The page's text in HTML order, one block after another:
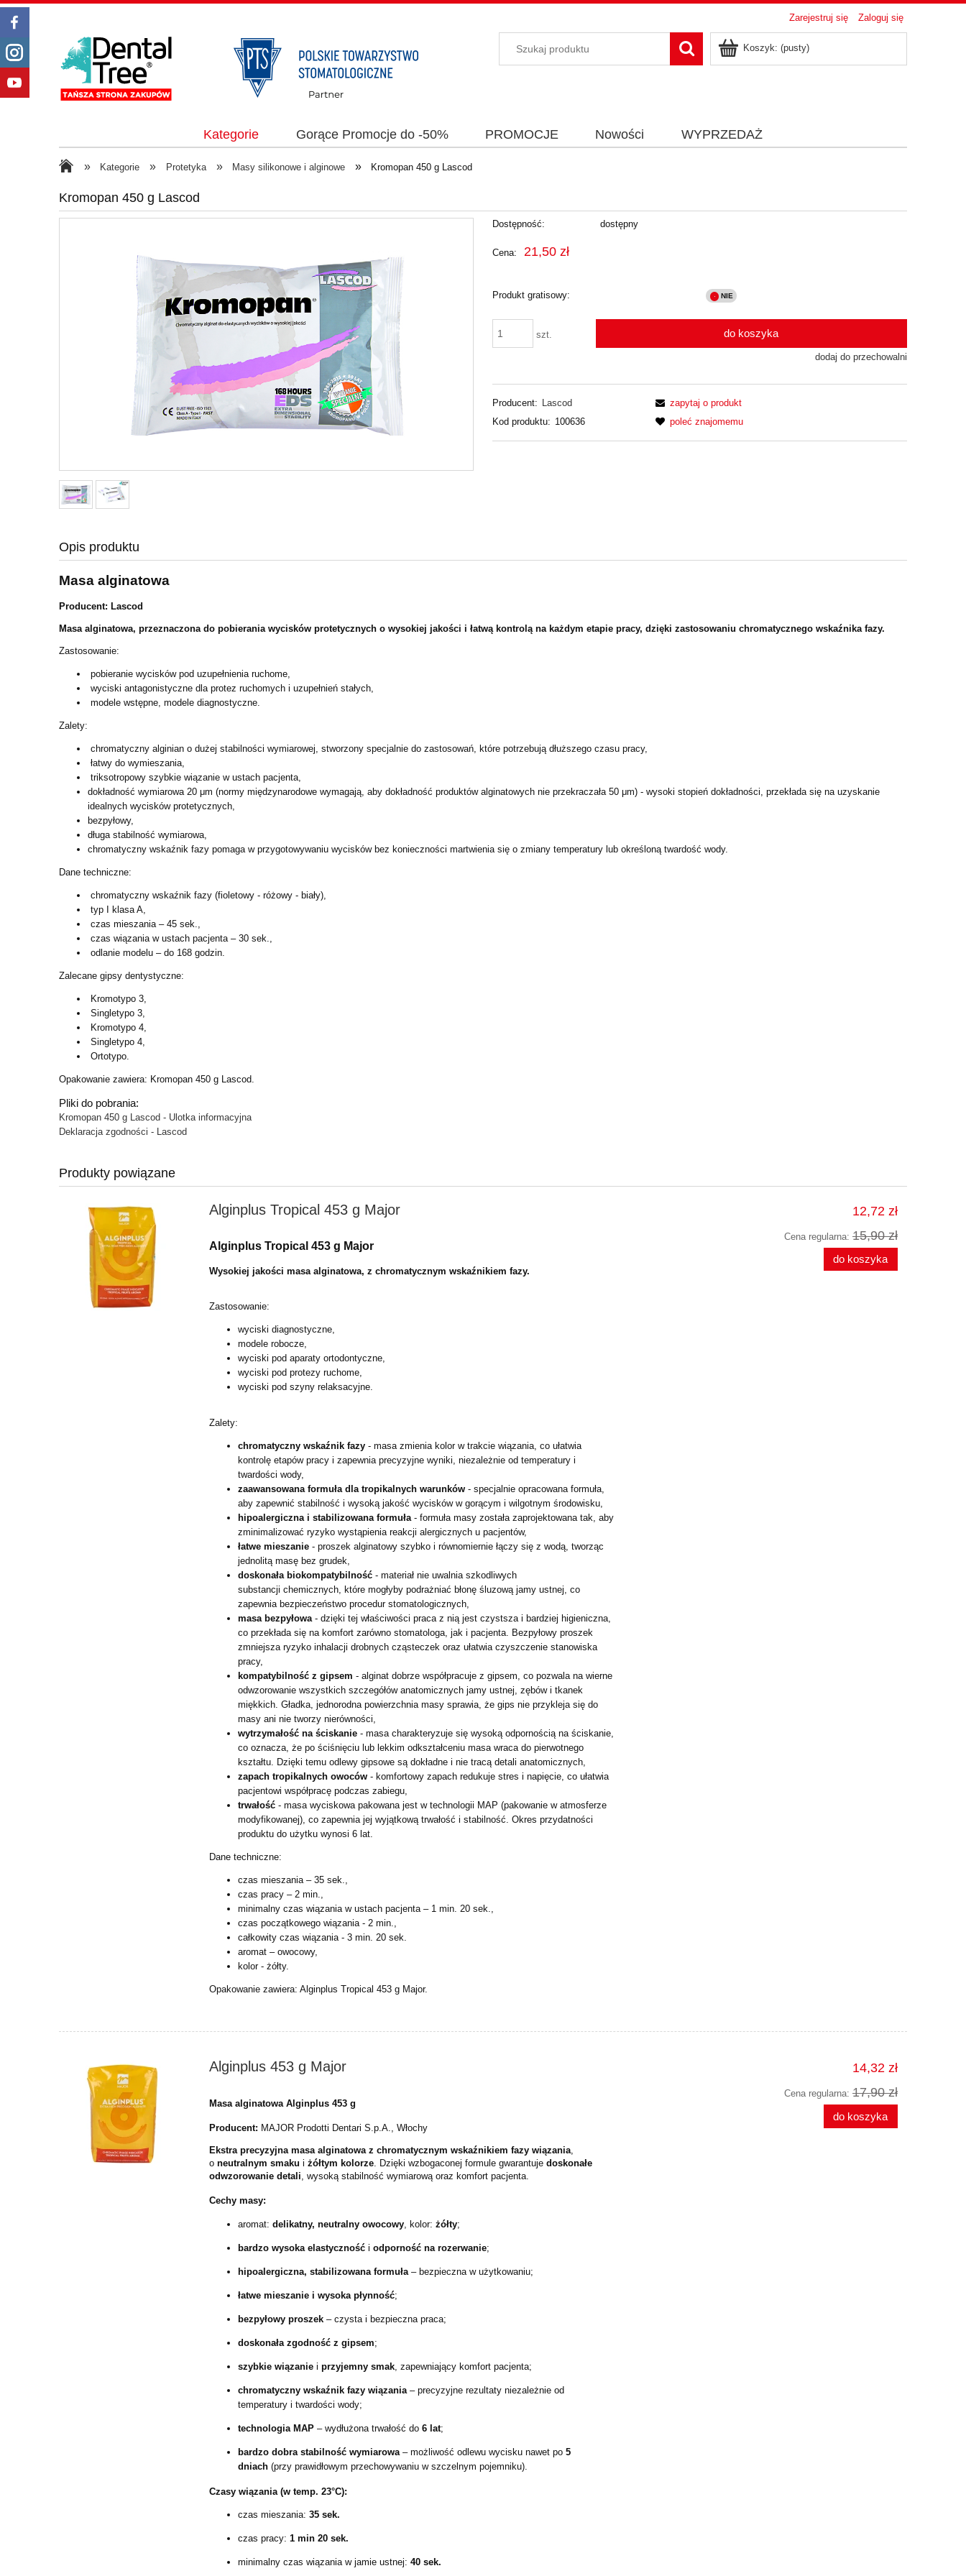
Zarejestruj się Zaloguj się
Koszyk: (pusty)
Kategorie Gorące Promocje do -50% PROMOCJE Nowości WYPRZEDAŻ
» Kategorie » Protetyka » Masy silikonowe i alginowe » Kromopan 450 g Lascod
Kromopan 450 g Lascod
Dostępność: dostępny
Cena: 21,50 zł
Produkt gratisowy:
szt. do koszyka
dodaj do przechowalni
Producent: Lascod
Kod produktu: 100636
zapytaj o produkt
poleć znajomemu
Opis produktu
Masa alginatowa
Producent: Lascod
Masa alginatowa, przeznaczona do pobierania wycisków protetycznych o wysokiej jakości i łatwą kontrolą na każdym etapie pracy, dzięki zastosowaniu chromatycznego wskaźnika fazy.
Zastosowanie:
pobieranie wycisków pod uzupełnienia ruchome,
wyciski antagonistyczne dla protez ruchomych i uzupełnień stałych,
modele wstępne, modele diagnostyczne.
Zalety:
chromatyczny alginian o dużej stabilności wymiarowej, stworzony specjalnie do zastosowań, które potrzebują dłuższego czasu pracy,
łatwy do wymieszania,
triksotropowy szybkie wiązanie w ustach pacjenta,
dokładność wymiarowa 20 μm (normy międzynarodowe wymagają, aby dokładność produktów alginatowych nie przekraczała 50 μm) - wysoki stopień dokładności, przekłada się na uzyskanie
idealnych wycisków protetycznych,
bezpyłowy,
długa stabilność wymiarowa,
chromatyczny wskaźnik fazy pomaga w przygotowywaniu wycisków bez konieczności martwienia się o zmiany temperatury lub określoną twardość wody.
Dane techniczne:
chromatyczny wskaźnik fazy (fioletowy - różowy - biały),
typ I klasa A,
czas mieszania – 45 sek.,
czas wiązania w ustach pacjenta – 30 sek.,
odlanie modelu – do 168 godzin.
Zalecane gipsy dentystyczne:
Kromotypo 3,
Singletypo 3,
Kromotypo 4,
Singletypo 4,
Ortotypo.
Opakowanie zawiera: Kromopan 450 g Lascod.
Pliki do pobrania:
Kromopan 450 g Lascod - Ulotka informacyjna
Deklaracja zgodności - Lascod
Produkty powiązane
Alginplus Tropical 453 g Major
Alginplus Tropical 453 g Major
Wysokiej jakości masa alginatowa, z chromatycznym wskaźnikiem fazy.
Zastosowanie:
wyciski diagnostyczne,
modele robocze,
wyciski pod aparaty ortodontyczne,
wyciski pod protezy ruchome,
wyciski pod szyny relaksacyjne.
Zalety:
chromatyczny wskaźnik fazy - masa zmienia kolor w trakcie wiązania, coułatwia
kontrolę etapów pracy i zapewnia precyzyjne wyniki, niezależnie odtemperatury i
twardości wody,
zaawansowana formuła dla tropikalnych warunków - specjalnie opracowanaformuła,
aby zapewnić stabilność i wysoką jakość wycisków w gorącym iwilgotnym środowisku,
hipoalergiczna i stabilizowana formuła - formuła masy zostałazaprojektowana tak, aby
zminimalizować ryzyko wystąpienia reakcji alergicznychu pacjentów,
łatwe mieszanie - proszek alginatowy szybko i równomiernie łączy się z wodą,tworząc
jednolitą masę bez grudek,
doskonała biokompatybilność - materiał nie uwalnia szkodliwych
substancjichemicznych, które mogłyby podrażniać błonę śluzową jamy ustnej, co
zapewnia bezpieczeństwo procedur stomatologicznych,
masa bezpyłowa - dzięki tej właściwości praca z nią jest czystsza i bardziej higieniczna,
co przekłada się na komfort zarówno stomatologa, jak i pacjenta.
Bezpyłowy proszek
zmniejsza ryzyko inhalacji drobnych cząsteczek oraz ułatwiaczyszczenie stanowiska
pracy,
kompatybilność z gipsem - alginat dobrze współpracuje z gipsem, co pozwalana wierne
odwzorowanie wszystkich szczegółów anatomicznych jamy ustnej,zębów i tkanek
miękkich. Gładka, jednorodna powierzchnia masy sprawia, że gipsnie przykleja się do
masy ani nie tworzy nierówności,
wytrzymałość na ściskanie - masa charakteryzuje się wysoką odpornością naściskanie,
co oznacza, że po ściśnięciu lub lekkim odkształceniu masa wraca dopierwotnego
kształtu. Dzięki temu odlewy gipsowe są dokładne i nie tracą detalianatomicznych,
zapach tropikalnych owoców - komfortowy zapach redukuje stres i napięcie,co ułatwia
pacjentowi współpracę podczas zabiegu,
trwałość - masa wyciskowa pakowana jest w technologii MAP (pakowanie watmosferze
modyfikowanej), co zapewnia jej wyjątkową trwałość i stabilność.Okres przydatności
produktu do użytku wynosi 6 lat.
Dane techniczne:
czas mieszania – 35 sek.,
czas pracy – 2 min.,
minimalny czas wiązania w ustach pacjenta – 1 min. 20 sek.,
czas początkowego wiązania - 2 min.,
całkowity czas wiązania - 3 min. 20 sek.
aromat – owocowy,
kolor - żółty.
Opakowanie zawiera: Alginplus Tropical 453 g Major.
12,72 zł
Cena regularna: 15,90 zł
do koszyka
Alginplus 453 g Major
Masa alginatowa Alginplus 453 g
Producent: MAJOR Prodotti Dentari S.p.A., Włochy
Ekstra precyzyjna masa alginatowa z chromatycznym wskaźnikiem fazy wiązania,
oneutralnym smaku iżółtym kolorze. Dzięki wzbogaconej formule gwarantujedoskonałe
odwzorowanie detali, wysoką stabilność wymiarową oraz komfort pacjenta.
Cechy masy:
aromat:delikatny, neutralny owocowy , kolor:żółty;
bardzo wysoka elastyczność iodporność na rozerwanie;
hipoalergiczna, stabilizowana formuła – bezpieczna w użytkowaniu;
łatwe mieszanie i wysoka płynność;
bezpyłowy proszek – czysta i bezpieczna praca;
doskonała zgodność z gipsem;
szybkie wiązanie iprzyjemny smak , zapewniający komfort pacjenta;
chromatyczny wskaźnik fazy wiązania – precyzyjne rezultaty niezależnie od
temperatury i twardości wody;
technologia MAP – wydłużona trwałość do6 lat;
bardzo dobra stabilność wymiarowa – możliwość odlewu wycisku nawet po5
dniach (przy prawidłowym przechowywaniu w szczelnym pojemniku).
Czasy wiązania (w temp. 23°C):
czas mieszania:35 sek.
czas pracy:1 min 20 sek.
minimalny czas wiązania w jamie ustnej:40 sek.
14,32 zł
Cena regularna: 17,90 zł
do koszyka